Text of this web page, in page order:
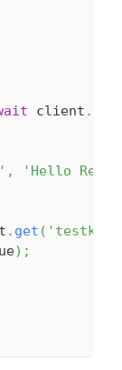
client .
, 'Hello
. get ( 'testkey'
) ;